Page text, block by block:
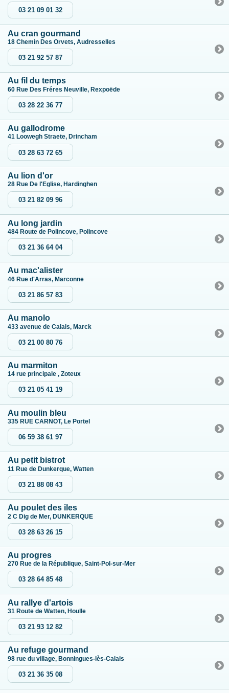
03 21 09 01 32
Au cran gourmand
18 Chemin Des Orvets, Audresselles
03 21 92 57 87
Au fil du temps
60 Rue Des Fréres Neuville, Rexpoëde
03 28 22 36 77
Au gallodrome
41 Loowegh Straete, Drincham
03 28 63 72 65
Au lion d'or
28 Rue De l'Eglise, Hardinghen
03 21 82 09 96
Au long jardin
484 Route de Polincove, Polincove
03 21 36 64 04
Au mac'alister
46 Rue d'Arras, Marconne
03 21 86 57 83
Au manolo
433 avenue de Calais, Marck
03 21 00 80 76
Au marmiton
14 rue principale , Zoteux
03 21 05 41 19
Au moulin bleu
335 RUE CARNOT, Le Portel
06 59 38 61 97
Au petit bistrot
11 Rue de Dunkerque, Watten
03 21 88 08 43
Au poulet des iles
2 C Dig de Mer, DUNKERQUE
03 28 63 26 15
Au progres
270 Rue de la République, Saint-Pol-sur-Mer
03 28 64 85 48
Au rallye d'artois
31 Route de Watten, Houlle
03 21 93 12 82
Au refuge gourmand
98 rue du village, Bonningues-lès-Calais
03 21 36 35 08